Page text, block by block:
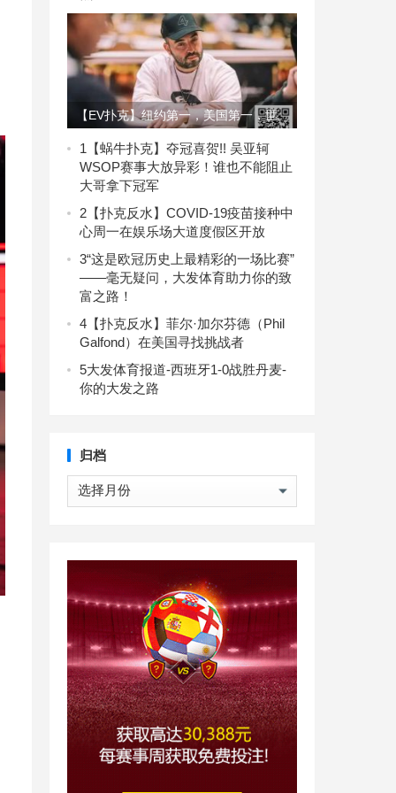
【EV扑克】纽约第一，美国第一，世
界第一，Bryn Kenney如何长期统治扑
克世界？
1 【蜗牛扑克】夺冠喜贺!! 吴亚轲
WSOP赛事大放异彩！谁也不能阻止
大哥拿下冠军
2 【扑克反水】COVID-19疫苗接种中
心周一在娱乐场大道度假区开放
3“这是欧冠历史上最精彩的一场比赛”
——毫无疑问，大发体育助力你的致
富之路！
4 【扑克反水】菲尔·加尔芬德（Phil
Galfond）在美国寻找挑战者
5大发体育报道-西班牙1-0战胜丹麦-
你的大发之路
归档
归